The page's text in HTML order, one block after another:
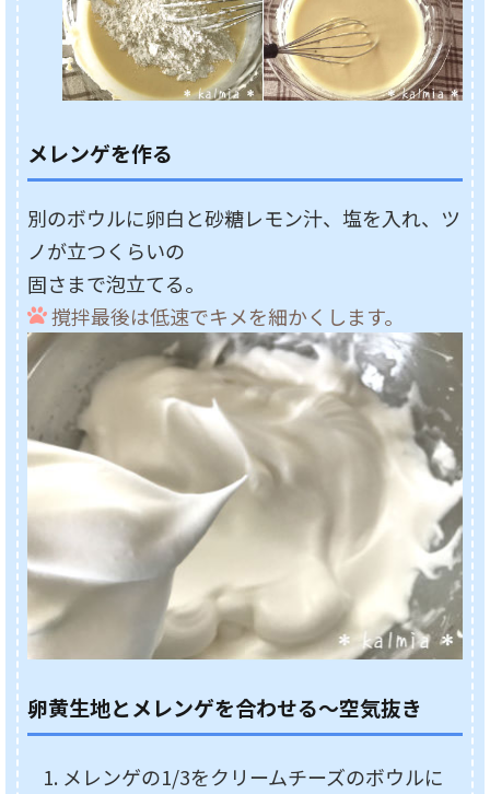
メレンゲを作る
別のボウルに卵白と砂糖レモン汁、塩を入れ、ツ
ノが立つくらいの
固さまで泡立てる。
撹拌最後は低速でキメを細かくします。
卵黄生地とメレンゲを合わせる～空気抜き
メレンゲの1/3をクリームチーズのボウルに